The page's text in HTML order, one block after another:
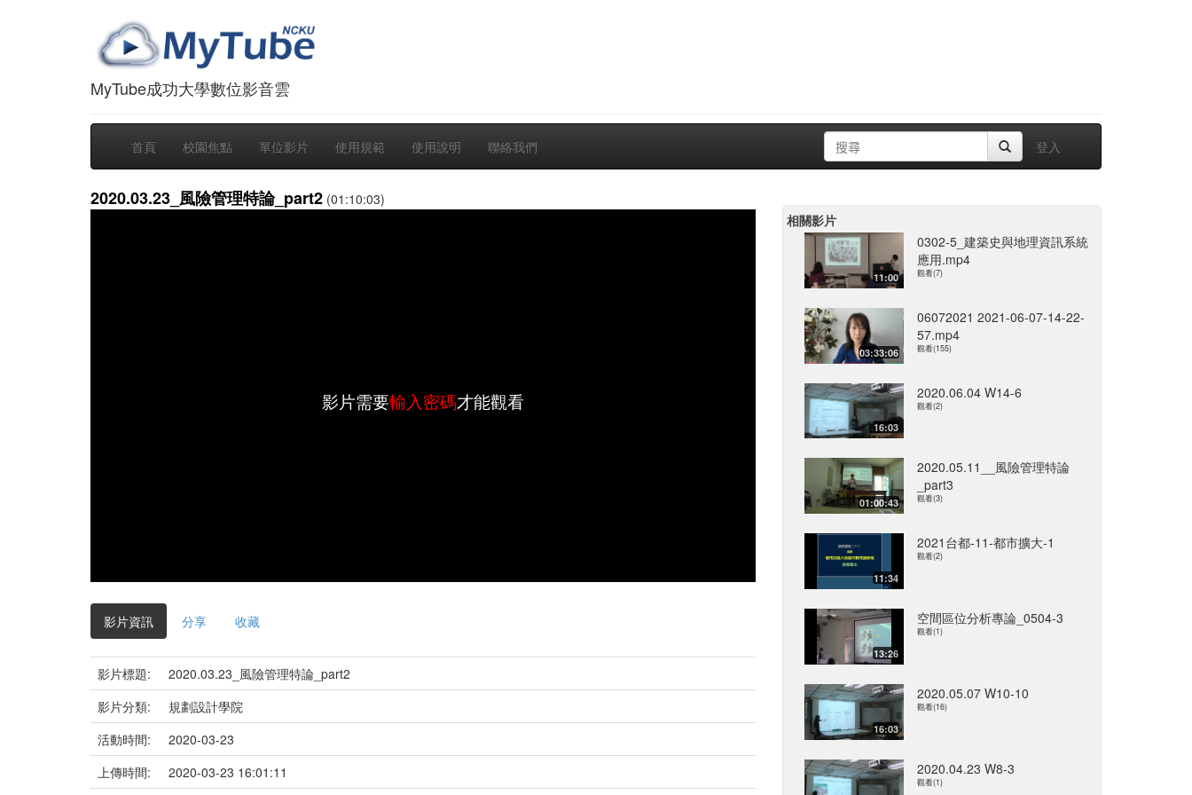
MyTube成功大學數位影音雲
首頁 校園焦點 單位影片 使用規範 使用說明 聯絡我們 登入
2020.03.23_風險管理特論_part2 (01:10:03)
影片需要輸入密碼才能觀看
影片資訊 分享 收藏
影片標題:
2020.03.23_風險管理特論_part2
影片分類:
規劃設計學院
活動時間:
2020-03-23
上傳時間:
2020-03-23 16:01:11
相關影片
11:00
0302-5_建築史與地理資訊系統
應用.mp4
觀看(7)
03:33:06
06072021 2021-06-07-14-22-
57.mp4
觀看(155)
16:03
2020.06.04 W14-6
觀看(2)
01:00:43
2020.05.11__風險管理特論
_part3
觀看(3)
11:34
2021台都-11-都市擴大-1
觀看(2)
13:26
空間區位分析專論_0504-3
觀看(1)
16:03
2020.05.07 W10-10
觀看(16)
2020.04.23 W8-3
觀看(1)